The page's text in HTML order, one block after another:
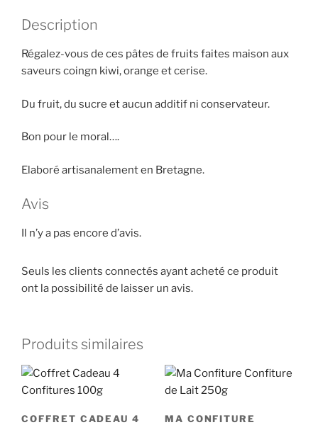
Description
Régalez-vous de ces pâtes de fruits faites maison aux
saveurs coingn kiwi, orange et cerise.
Du fruit, du sucre et aucun additif ni conservateur.
Bon pour le moral….
Elaboré artisanalement en Bretagne.
Avis
Il n’y a pas encore d’avis.
Seuls les clients connectés ayant acheté ce produit
ont la possibilité de laisser un avis.
Produits similaires
COFFRET CADEAU 4
MA CONFITURE